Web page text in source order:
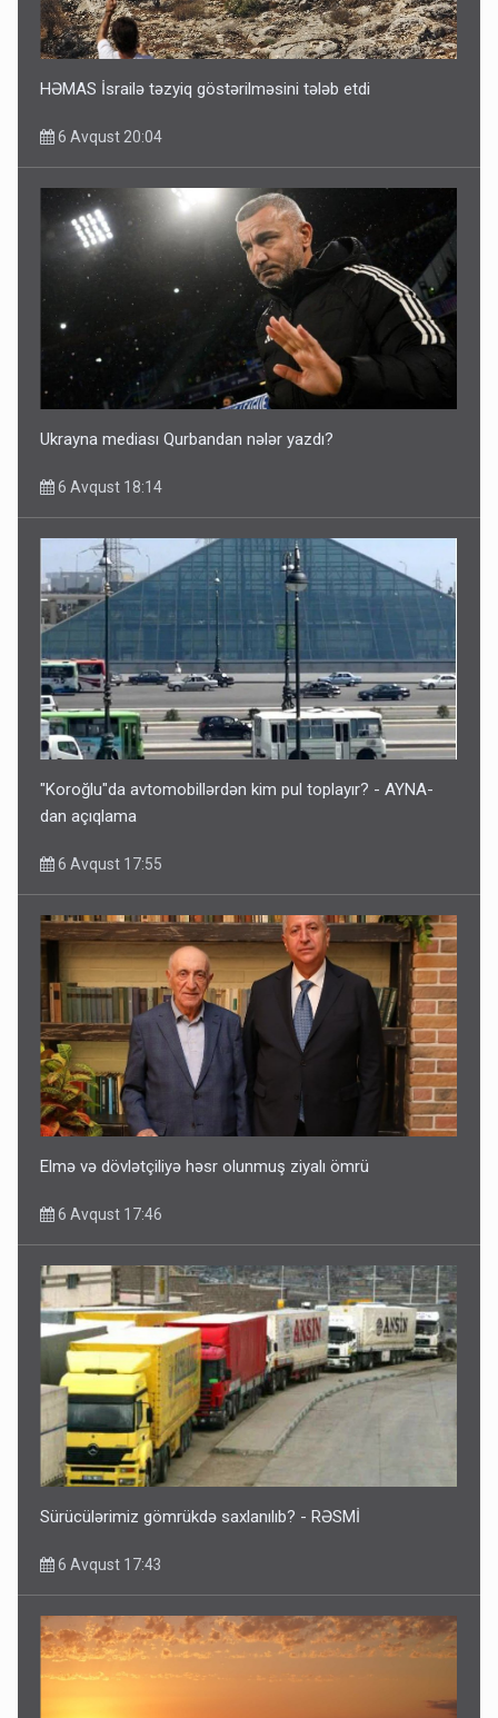
HƏMAS İsrailə təzyiq göstərilməsini tələb etdi
6 Avqust 20:04
Ukrayna mediası Qurbandan nələr yazdı?
6 Avqust 18:14
"Koroğlu"da avtomobillərdən kim pul toplayır? - AYNA-
dan açıqlama
6 Avqust 17:55
Elmə və dövlətçiliyə həsr olunmuş ziyalı ömrü
6 Avqust 17:46
Sürücülərimiz gömrükdə saxlanılıb? - RƏSMİ
6 Avqust 17:43